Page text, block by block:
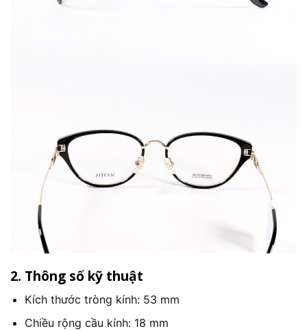
2. Thông số kỹ thuật
Kích thước tròng kính: 53 mm
Chiều rộng cầu kính: 18 mm